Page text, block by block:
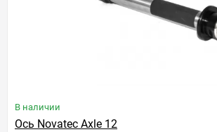
В наличии
Ось Novatec Axle 12